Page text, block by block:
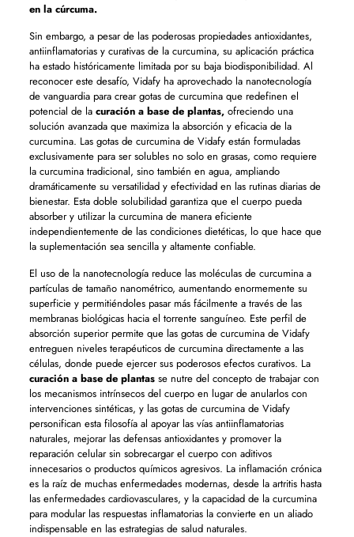
en la cúrcuma.
Sin embargo, a pesar de las poderosas propiedades antioxidantes,
antiinflamatorias y curativas de la curcumina, su aplicación práctica
ha estado históricamente limitada por su baja biodisponibilidad. Al
reconocer este desafío, Vidafy ha aprovechado la nanotecnología
de vanguardia para crear gotas de curcumina que redefinen el
potencial de la curación a base de plantas,ofreciendo una
solución avanzada que maximiza la absorción y eficacia de la
curcumina. Las gotas de curcumina de Vidafy están formuladas
exclusivamente para ser solubles no solo en grasas, como requiere
la curcumina tradicional, sino también en agua, ampliando
dramáticamente su versatilidad y efectividad en las rutinas diarias de
bienestar. Esta doble solubilidad garantiza que el cuerpo pueda
absorber y utilizar la curcumina de manera eficiente
independientemente de las condiciones dietéticas, lo que hace que
la suplementación sea sencilla y altamente confiable.
El uso de la nanotecnología reduce las moléculas de curcumina a
partículas de tamaño nanométrico, aumentando enormemente su
superficie y permitiéndoles pasar más fácilmente a través de las
membranas biológicas hacia el torrente sanguíneo. Este perfil de
absorción superior permite que las gotas de curcumina de Vidafy
entreguen niveles terapéuticos de curcumina directamente a las
células, donde puede ejercer sus poderosos efectos curativos. La
curación a base de plantasse nutre del concepto de trabajar con
los mecanismos intrínsecos del cuerpo en lugar de anularlos con
intervenciones sintéticas, y las gotas de curcumina de Vidafy
personifican esta filosofía al apoyar las vías antiinflamatorias
naturales, mejorar las defensas antioxidantes y promover la
reparación celular sin sobrecargar el cuerpo con aditivos
innecesarios o productos químicos agresivos. La inflamación crónica
es la raíz de muchas enfermedades modernas, desde la artritis hasta
las enfermedades cardiovasculares, y la capacidad de la curcumina
para modular las respuestas inflamatorias la convierte en un aliado
indispensable en las estrategias de salud naturales.